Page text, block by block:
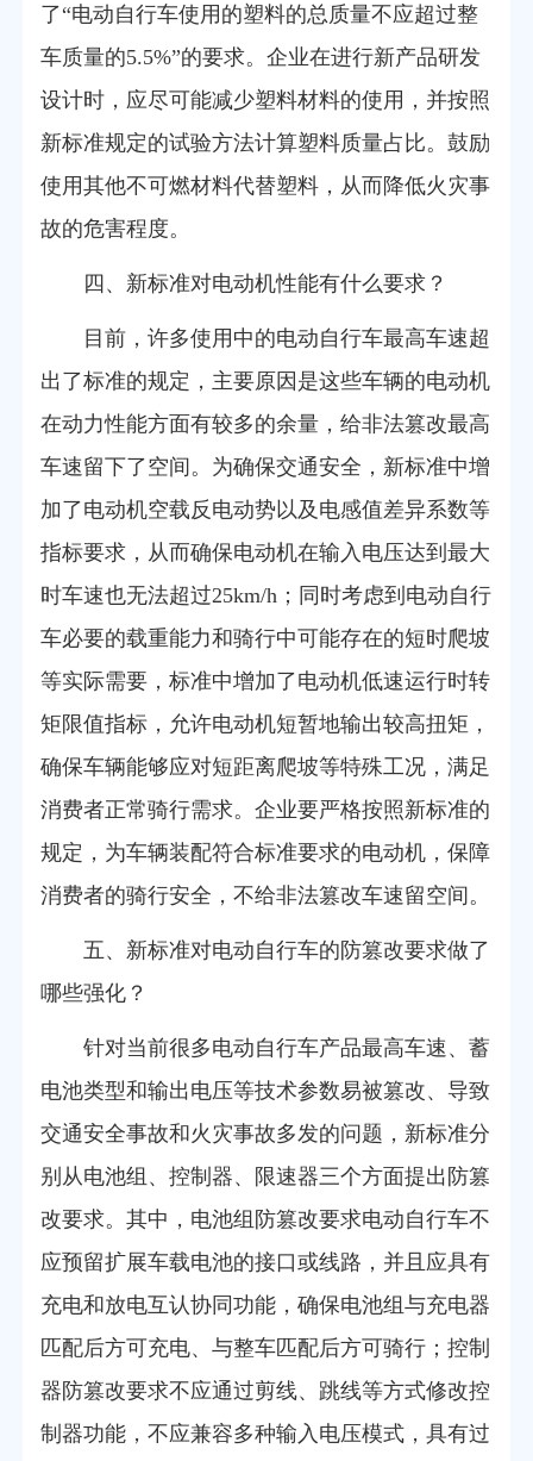
了“电动自行车使用的塑料的总质量不应超过整
车质量的5.5%”的要求。企业在进行新产品研发
设计时，应尽可能减少塑料材料的使用，并按照
新标准规定的试验方法计算塑料质量占比。鼓励
使用其他不可燃材料代替塑料，从而降低火灾事
故的危害程度。
四、新标准对电动机性能有什么要求？
目前，许多使用中的电动自行车最高车速超
出了标准的规定，主要原因是这些车辆的电动机
在动力性能方面有较多的余量，给非法篡改最高
车速留下了空间。为确保交通安全，新标准中增
加了电动机空载反电动势以及电感值差异系数等
指标要求，从而确保电动机在输入电压达到最大
时车速也无法超过25km/h；同时考虑到电动自行
车必要的载重能力和骑行中可能存在的短时爬坡
等实际需要，标准中增加了电动机低速运行时转
矩限值指标，允许电动机短暂地输出较高扭矩，
确保车辆能够应对短距离爬坡等特殊工况，满足
消费者正常骑行需求。企业要严格按照新标准的
规定，为车辆装配符合标准要求的电动机，保障
消费者的骑行安全，不给非法篡改车速留空间。
五、新标准对电动自行车的防篡改要求做了
哪些强化？
针对当前很多电动自行车产品最高车速、蓄
电池类型和输出电压等技术参数易被篡改、导致
交通安全事故和火灾事故多发的问题，新标准分
别从电池组、控制器、限速器三个方面提出防篡
改要求。其中，电池组防篡改要求电动自行车不
应预留扩展车载电池的接口或线路，并且应具有
充电和放电互认协同功能，确保电池组与充电器
匹配后方可充电、与整车匹配后方可骑行；控制
器防篡改要求不应通过剪线、跳线等方式修改控
制器功能，不应兼容多种输入电压模式，具有过